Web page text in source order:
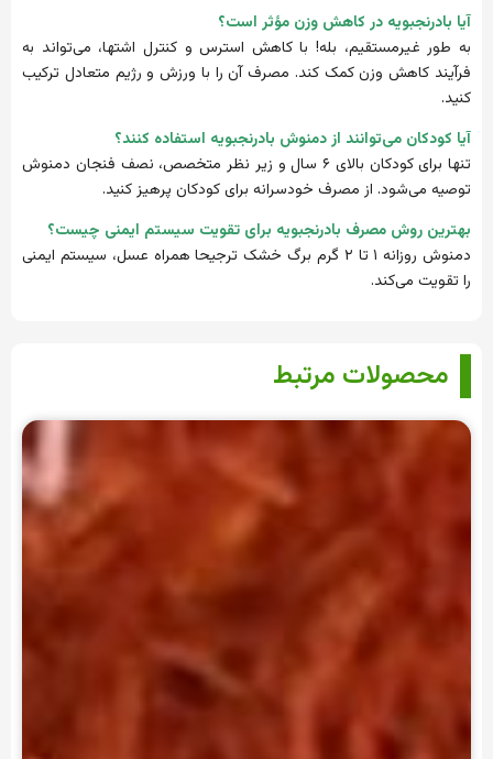
آیا بادرنجبویه در کاهش وزن مؤثر است؟
به طور غیرمستقیم، بله! با کاهش استرس و کنترل اشتها، می‌تواند به
فرآیند کاهش وزن کمک کند. مصرف آن را با ورزش و رژیم متعادل ترکیب
کنید.
آیا کودکان می‌توانند از دمنوش بادرنجبویه استفاده کنند؟
تنها برای کودکان بالای ۶ سال و زیر نظر متخصص، نصف فنجان دمنوش
توصیه می‌شود. از مصرف خودسرانه برای کودکان پرهیز کنید.
بهترین روش مصرف بادرنجبویه برای تقویت سیستم ایمنی چیست؟
دمنوش روزانه ۱ تا ۲ گرم برگ خشک ترجیحا همراه عسل، سیستم ایمنی
را تقویت می‌کند.
محصولات مرتبط